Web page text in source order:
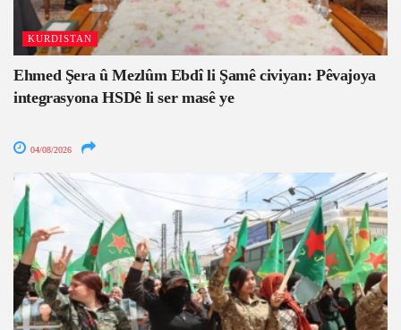
KURDISTAN
Ehmed Şera û Mezlûm Ebdî li Şamê civiyan: Pêvajoya
integrasyona HSDê li ser masê ye
04/08/2026